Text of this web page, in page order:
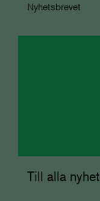
Nyhetsbrevet
Till alla